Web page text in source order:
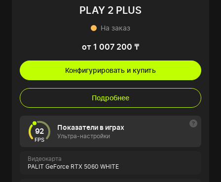
PLAY 2 PLUS
На заказ
от 1 007 200 ₸
Конфигурировать и купить
Подробнее
92
FPS
Показатели в играх
Ультра-настройки
Видеокарта
PALIT GeForce RTX 5060 WHITE